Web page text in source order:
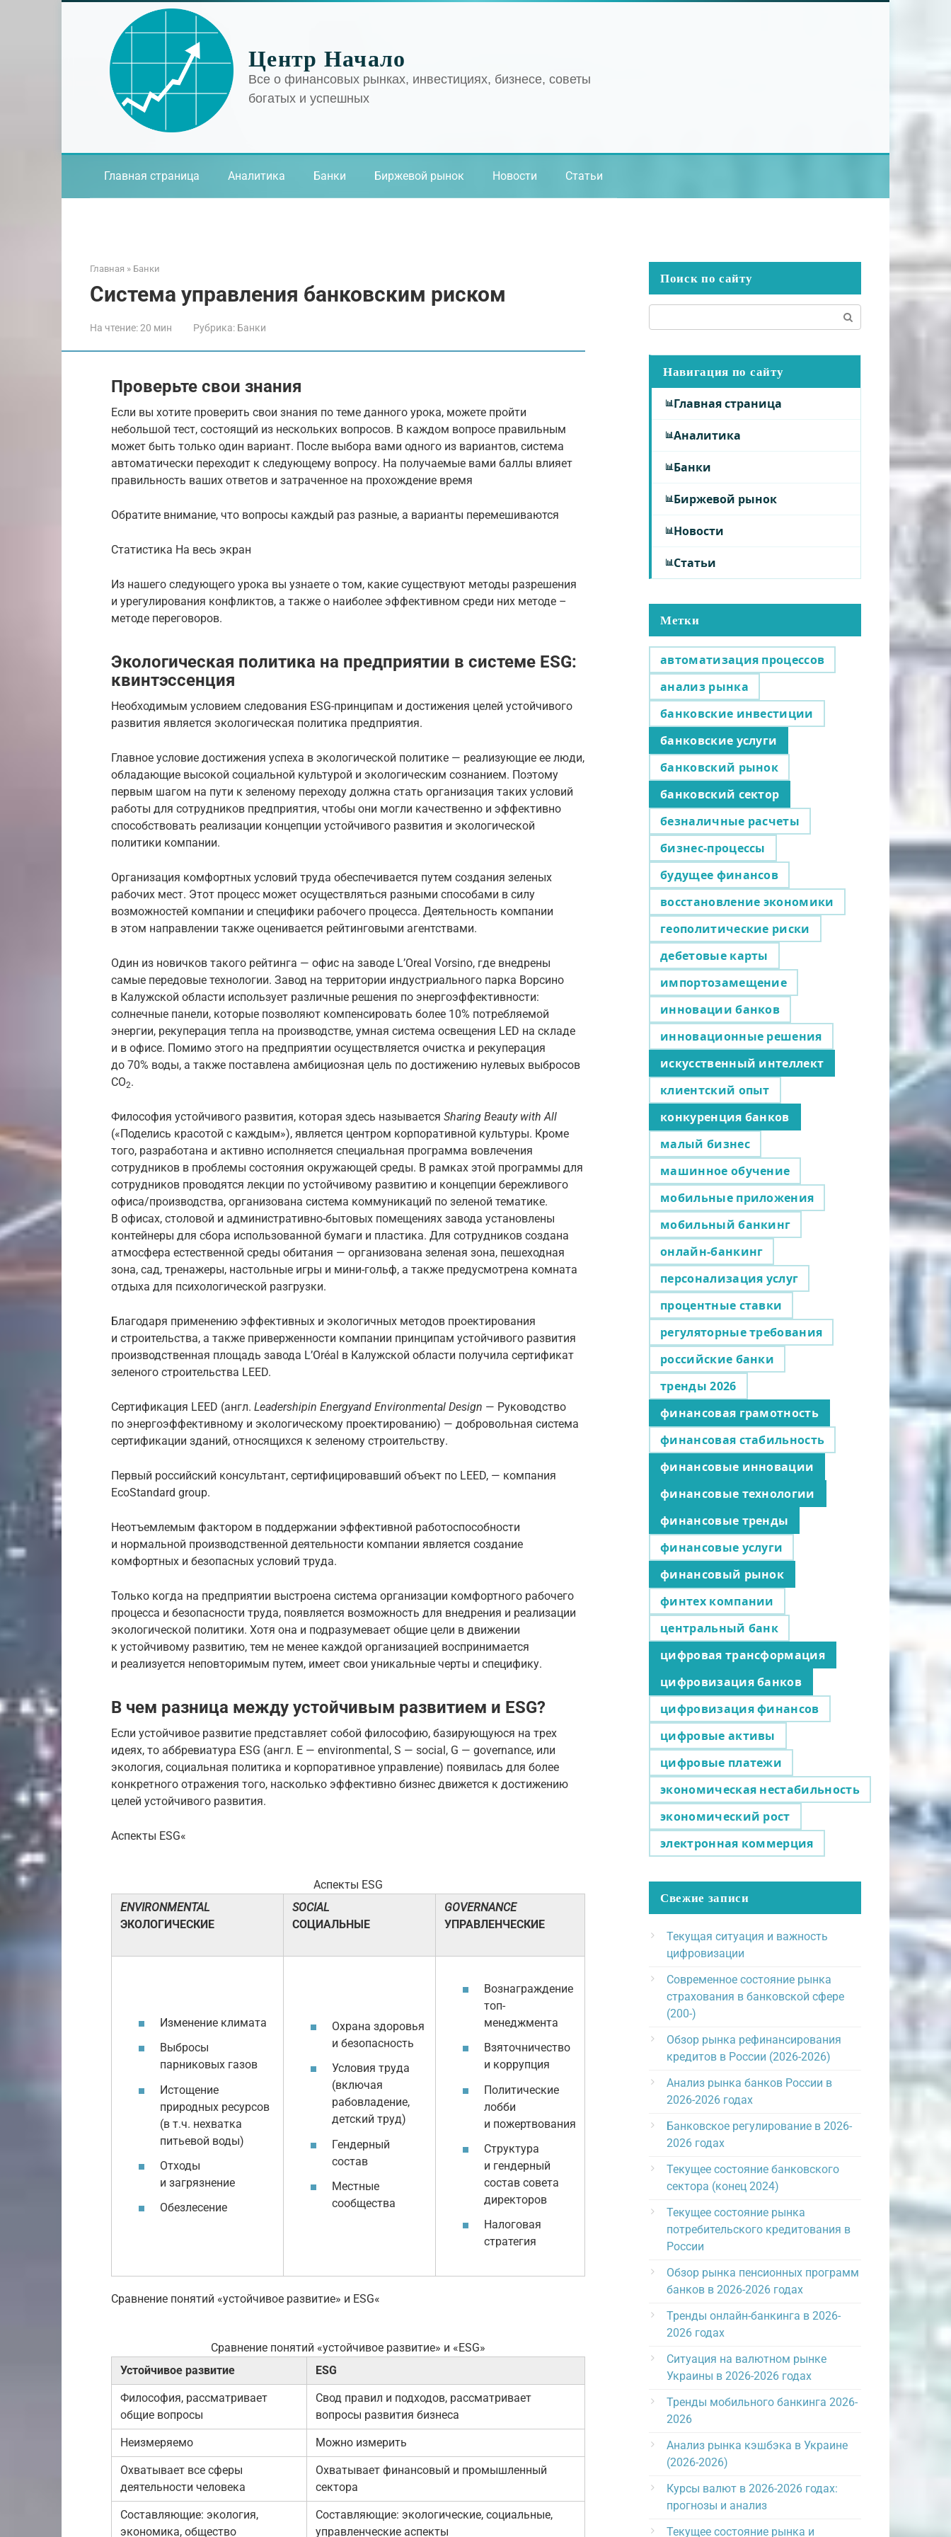
Центр Начало
Все о финансовых рынках, инвестициях, бизнесе, советы
богатых и успешных
Главная страница Аналитика Банки Биржевой рынок Новости Статьи
Главная » Банки
Система управления банковским риском
На чтение:20 мин Рубрика: Банки
Проверьте свои знания
Если вы хотите проверить свои знания по теме данного урока, можете пройти
небольшой тест, состоящий из нескольких вопросов. В каждом вопросе правильным
может быть только один вариант. После выбора вами одного из вариантов, система
автоматически переходит к следующему вопросу. На получаемые вами баллы влияет
правильность ваших ответов и затраченное на прохождение время
Обратите внимание, что вопросы каждый раз разные, а варианты перемешиваются
Cтатистика На весь экран
Из нашего следующего урока вы узнаете о том, какие существуют методы разрешения
и урегулирования конфликтов, а также о наиболее эффективном среди них методе –
методе переговоров.
Экологическая политика на предприятии в системе ESG:
квинтэссенция
Необходимым условием следования ESG-принципам и достижения целей устойчивого
развития является экологическая политика предприятия.
Главное условие достижения успеха в экологической политике — реализующие ее люди,
обладающие высокой социальной культурой и экологическим сознанием. Поэтому
первым шагом на пути к зеленому переходу должна стать организация таких условий
работы для сотрудников предприятия, чтобы они могли качественно и эффективно
способствовать реализации концепции устойчивого развития и экологической
политики компании.
Организация комфортных условий труда обеспечивается путем создания зеленых
рабочих мест. Этот процесс может осуществляться разными способами в силу
возможностей компании и специфики рабочего процесса. Деятельность компании
в этом направлении также оценивается рейтинговыми агентствами.
Один из новичков такого рейтинга — офис на заводе L’Oreal Vorsino, где внедрены
самые передовые технологии. Завод на территории индустриального парка Ворсино
в Калужской области использует различные решения по энергоэффективности:
солнечные панели, которые позволяют компенсировать более 10% потребляемой
энергии, рекуперация тепла на производстве, умная система освещения LED на складе
и в офисе. Помимо этого на предприятии осуществляется очистка и рекуперация
до 70% воды, а также поставлена амбициозная цель по достижению нулевых выбросов
СО2.
Философия устойчивого развития, которая здесь называется Sharing Beauty with All
(«Поделись красотой с каждым»), является центром корпоративной культуры. Кроме
того, разработана и активно исполняется специальная программа вовлечения
сотрудников в проблемы состояния окружающей среды. В рамках этой программы для
сотрудников проводятся лекции по устойчивому развитию и концепции бережливого
офиса/производства, организована система коммуникаций по зеленой тематике.
В офисах, столовой и административно-бытовых помещениях завода установлены
контейнеры для сбора использованной бумаги и пластика. Для сотрудников создана
атмосфера естественной среды обитания — организована зеленая зона, пешеходная
зона, сад, тренажеры, настольные игры и мини-гольф, а также предусмотрена комната
отдыха для психологической разгрузки.
Благодаря применению эффективных и экологичных методов проектирования
и строительства, а также приверженности компании принципам устойчивого развития
производственная площадь завода L’Oréal в Калужской области получила сертификат
зеленого строительства LEED.
Сертификация LEED (англ. Leadershipin Energyand Environmental Design — Руководство
по энергоэффективному и экологическому проектированию) — добровольная система
сертификации зданий, относящихся к зеленому строительству.
Первый российский консультант, сертифицировавший объект по LEED, — компания
EcoStandard group.
Неотъемлемым фактором в поддержании эффективной работоспособности
и нормальной производственной деятельности компании является создание
комфортных и безопасных условий труда.
Только когда на предприятии выстроена система организации комфортного рабочего
процесса и безопасности труда, появляется возможность для внедрения и реализации
экологической политики. Хотя она и подразумевает общие цели в движении
к устойчивому развитию, тем не менее каждой организацией воспринимается
и реализуется неповторимым путем, имеет свои уникальные черты и специфику.
В чем разница между устойчивым развитием и ESG?
Если устойчивое развитие представляет собой философию, базирующуюся на трех
идеях, то аббревиатура ESG (англ. E — environmental, S — social, G — governance, или
экология, социальная политика и корпоративное управление) появилась для более
конкретного отражения того, насколько эффективно бизнес движется к достижению
целей устойчивого развития.
Аспекты ESG«
Аспекты ESG
ENVIRONMENTAL
ЭКОЛОГИЧЕСКИЕ
SOCIAL
СОЦИАЛЬНЫЕ
GOVERNANCE
УПРАВЛЕНЧЕСКИЕ
Изменение климата
Выбросы
парниковых газов
Истощение
природных ресурсов
(в т.ч. нехватка
питьевой воды)
Отходы
и загрязнение
Обезлесение
Охрана здоровья
и безопасность
Условия труда
(включая
рабовладение,
детский труд)
Гендерный
состав
Местные
сообщества
Вознаграждение
топ-
менеджмента
Взяточничество
и коррупция
Политические
лобби
и пожертвования
Структура
и гендерный
состав совета
директоров
Налоговая
стратегия
Сравнение понятий «устойчивое развитие» и ESG«
Сравнение понятий «устойчивое развитие» и «ESG»
Устойчивое развитие
ESG
Философия, рассматривает
общие вопросы
Свод правил и подходов, рассматривает
вопросы развития бизнеса
Неизмеряемо Можно измерить
Охватывает все сферы
деятельности человека
Охватывает финансовый и промышленный
сектора
Составляющие: экология,
экономика, общество
Составляющие: экологические, социальные,
управленческие аспекты
Поиск по сайту
Навигация по сайту
Главная страница
Аналитика
Банки
Биржевой рынок
Новости
Статьи
Метки
автоматизация процессов
анализ рынка
банковские инвестиции
банковские услуги
банковский рынок
банковский сектор
безналичные расчеты
бизнес-процессы
будущее финансов
восстановление экономики
геополитические риски
дебетовые карты
импортозамещение
инновации банков
инновационные решения
искусственный интеллект
клиентский опыт
конкуренция банков
малый бизнес
машинное обучение
мобильные приложения
мобильный банкинг
онлайн-банкинг
персонализация услуг
процентные ставки
регуляторные требования
российские банки
тренды 2026
финансовая грамотность
финансовая стабильность
финансовые инновации
финансовые технологии
финансовые тренды
финансовые услуги
финансовый рынок
финтех компании
центральный банк
цифровая трансформация
цифровизация банков
цифровизация финансов
цифровые активы
цифровые платежи
экономическая нестабильность
экономический рост
электронная коммерция
Свежие записи
Текущая ситуация и важность
цифровизации
Современное состояние рынка
страхования в банковской сфере
(200-)
Обзор рынка рефинансирования
кредитов в России (2026-2026)
Анализ рынка банков России в
2026-2026 годах
Банковское регулирование в 2026-
2026 годах
Текущее состояние банковского
сектора (конец 2024)
Текущее состояние рынка
потребительского кредитования в
России
Обзор рынка пенсионных программ
банков в 2026-2026 годах
Тренды онлайн-банкинга в 2026-
2026 годах
Ситуация на валютном рынке
Украины в 2026-2026 годах
Тренды мобильного банкинга 2026-
2026
Анализ рынка кэшбэка в Украине
(2026-2026)
Курсы валют в 2026-2026 годах:
прогнозы и анализ
Текущее состояние рынка и